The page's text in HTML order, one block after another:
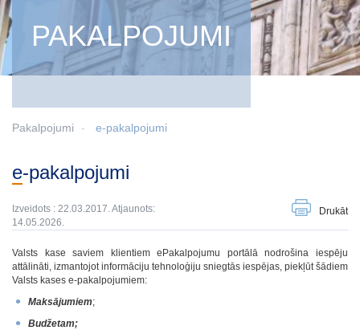
PAKALPOJUMI
Pakalpojumi e-pakalpojumi
e-pakalpojumi
Izveidots : 22.03.2017. Atjaunots:
14.05.2026.
Drukāt
Valsts kase saviem klientiem ePakalpojumu portālā nodrošina iespēju
attālināti, izmantojot informāciju tehnoloģiju sniegtās iespējas, piekļūt šādiem
Valsts kases e-pakalpojumiem:
Maksājumiem;
Budžetam;